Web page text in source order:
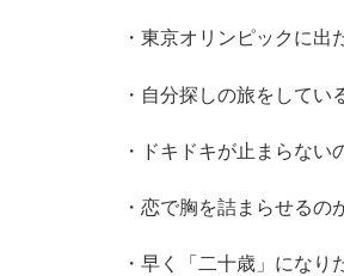
・東京オリンピックに
・自分探しの旅をして
・ドキドキが止まらな
・恋で胸を詰まらせる
・早く「二十歳」にな